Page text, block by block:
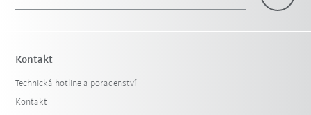
Kontakt
Technická hotline a poradenství
Kontakt